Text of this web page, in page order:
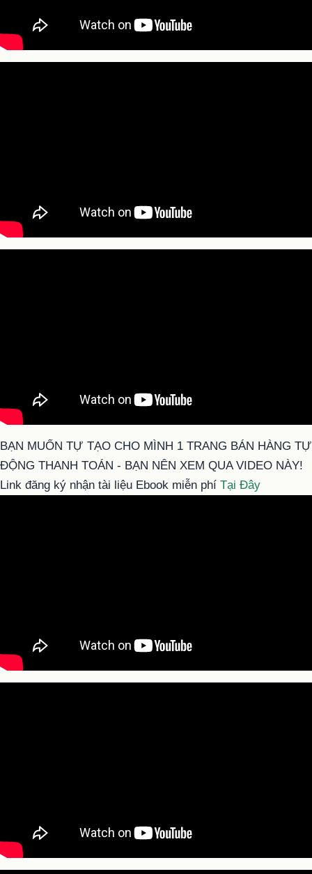
BẠN MUỐN TỰ TẠO CHO MÌNH 1 TRANG BÁN HÀNG TỰ
ĐỘNG THANH TOÁN - BẠN NÊN XEM QUA VIDEO NÀY!
Link đăng ký nhận tài liệu Ebook miễn phí Tại Đây